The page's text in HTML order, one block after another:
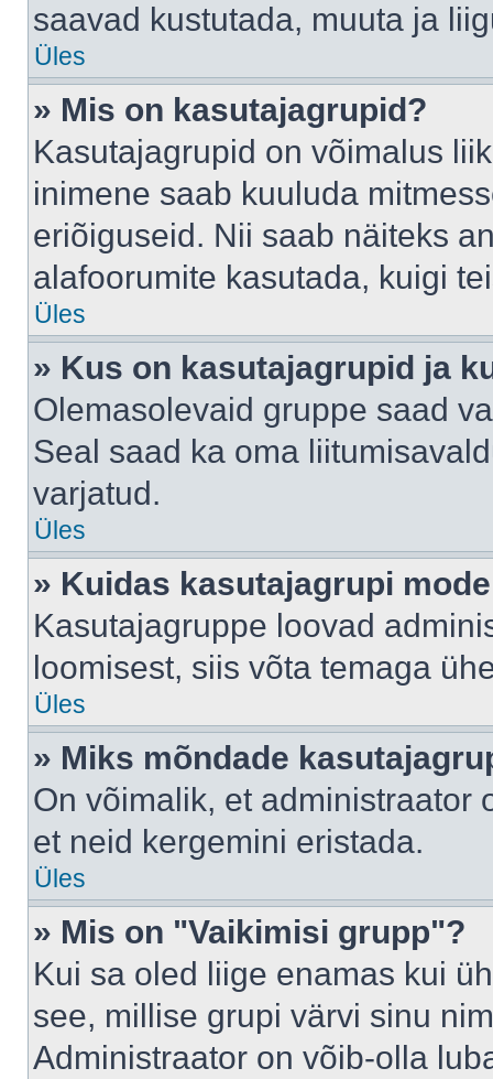
saavad kustutada, muuta ja
Üles
» Mis on kasutajagrupid?
Kasutajagrupid on võimalus
inimene saab kuuluda
eriõiguseid. Nii saab näiteks
alafoorumite kasutada, kuigi
Üles
» Kus on kasutajagrupid ja
Olemasolevaid gruppe saad
Seal saad ka oma
varjatud.
Üles
» Kuidas kasutajagrupi
Kasutajagruppe loovad
loomisest, siis võta temaga
Üles
» Miks mõndade
On võimalik, et administraator
et neid kergemini eristada.
Üles
» Mis on "Vaikimisi grupp"?
Kui sa oled liige enamas kui
see, millise grupi värvi sinu
Administraator on võib-olla